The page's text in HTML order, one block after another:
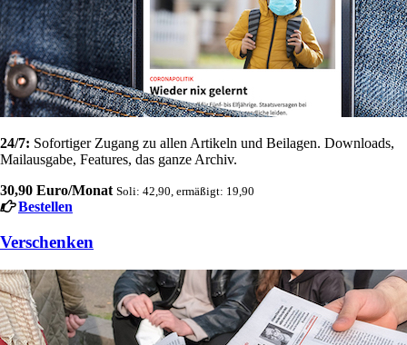
24/7: Sofortiger Zugang zu allen Artikeln und Beilagen. Downloads,
Mailausgabe, Features, das ganze Archiv.
30,90 Euro/Monat Soli: 42,90, ermäßigt: 19,90
Bestellen
Verschenken